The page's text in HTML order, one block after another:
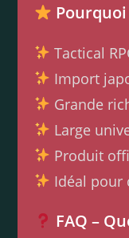
Tactical
Import
Grande
Large
Produit
Idéal pour
FAQ –